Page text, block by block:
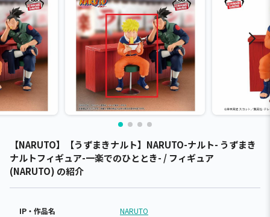
【NARUTO】【うずまきナルト】NARUTO-ナルト- うずまき
ナルトフィギュア-一楽でのひととき- / フィギュア
(NARUTO) の紹介
IP・作品名 NARUTO